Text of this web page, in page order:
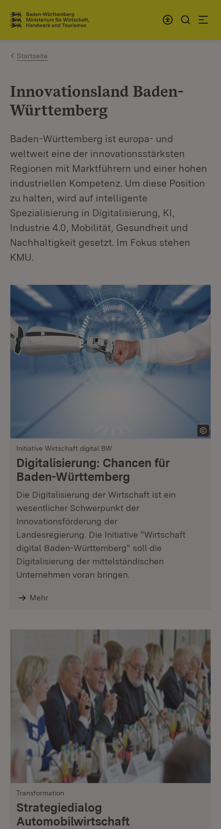
Zum Inhalt springen
Link zur Startseite
Startseite
Innovationsland Baden-
Württemberg
Baden-Württemberg ist europa- und
weltweit eine der innovationsstärksten
Regionen mit Marktführern und einer hohen
industriellen Kompetenz. Um diese Position
zu halten, wird auf intelligente
Spezialisierung in Digitalisierung, KI,
Industrie 4.0, Mobilität, Gesundheit und
Nachhaltigkeit gesetzt. Im Fokus stehen
KMU.
Initiative Wirtschaft digital BW
Digitalisierung: Chancen für
Baden-Württemberg
Die Digitalisierung der Wirtschaft ist ein
wesentlicher Schwerpunkt der
Innovationsförderung der
Landesregierung. Die Initiative "Wirtschaft
digital Baden-Württemberg" soll die
Digitalisierung der mittelständischen
Unternehmen voran bringen.
Mehr
Transformation
Strategiedialog
Automobilwirtschaft